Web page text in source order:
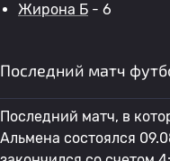
Жирона Б - 6
Последний матч
Последний матч, в
Альмена состоялся